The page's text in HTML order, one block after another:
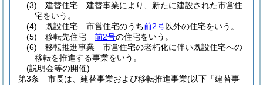
(3)
建替住宅 建替事業により、新たに建設された市営住
宅をいう。
(4)
既設住宅 市営住宅のうち前2号以外の住宅をいう。
(5)
移転先住宅 前2号の住宅をいう。
(6)
移転推進事業 市営住宅の老朽化に伴い既設住宅への
移転を推進する事業をいう。
(説明会等の開催)
第3条
市長は、建替事業および移転推進事業(以下「建替事